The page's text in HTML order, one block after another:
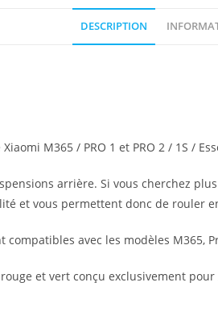
DESCRIPTION
M365 / PRO 1 et PRO 2 / 1S /
arrière. Si vous cherchez
et vous permettent donc de rouler
avec les modèles M365,
et vert conçu exclusivement pour